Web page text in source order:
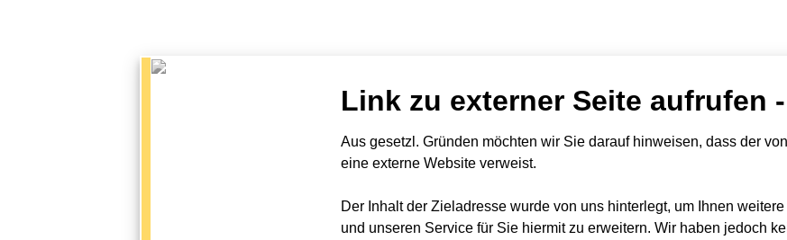
Link zu externer Seite aufrufen
Aus gesetzl. Gründen möchten wir Sie darauf hinweisen, dass der
eine externe Website verweist.
Der Inhalt der Zieladresse wurde von uns hinterlegt, um Ihnen
und unseren Service für Sie hiermit zu erweitern. Wir haben jedoch